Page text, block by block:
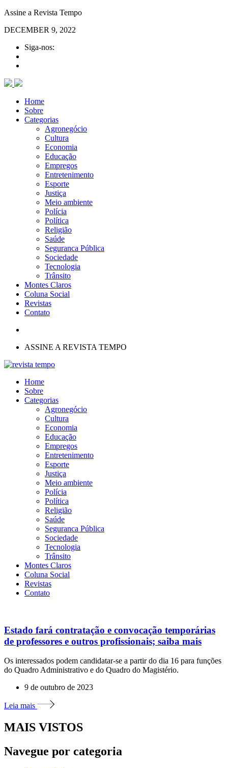
Assine a Revista Tempo
DECEMBER 9, 2022
Siga-nos:
Home
Sobre
Categorias
Agronegócio
Cultura
Economia
Educação
Empregos
Entretenimento
Esporte
Justiça
Meio ambiente
Polícia
Política
Religião
Saúde
Seguranca Pública
Sociedade
Tecnologia
Trânsito
Montes Claros
Coluna Social
Revistas
Contato
ASSINE A REVISTA TEMPO
Home
Sobre
Categorias
Agronegócio
Cultura
Economia
Educação
Empregos
Entretenimento
Esporte
Justiça
Meio ambiente
Polícia
Política
Religião
Saúde
Seguranca Pública
Sociedade
Tecnologia
Trânsito
Montes Claros
Coluna Social
Revistas
Contato
Estado fará contratação e convocação temporárias
de professores e outros profissionais; saiba mais
Os interessados podem candidatar-se a partir do dia 16 para funções
do Quadro Administrativo e do Quadro do Magistério.
9 de outubro de 2023
Leia mais
MAIS VISTOS
Navegue por categoria